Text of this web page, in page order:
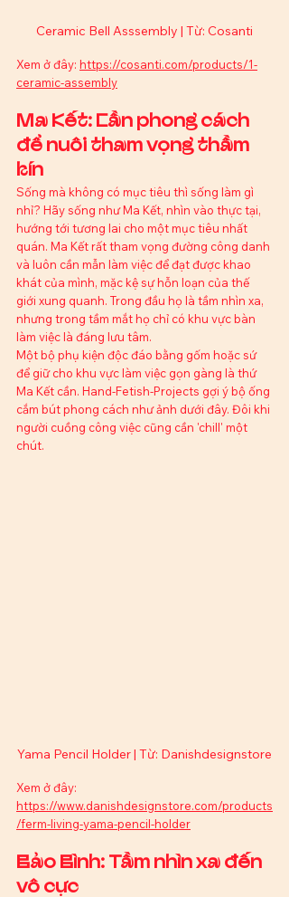
Ceramic Bell Asssembly | Từ: Cosanti
Xem ở đây: https://cosanti.com/products/1-
ceramic-assembly
Ma Kết: Cần phong cách
để nuôi tham vọng thầm
kín
Sống mà không có mục tiêu thì sống làm gì
nhỉ? Hãy sống như Ma Kết, nhìn vào thực tại,
hướng tới tương lai cho một mục tiêu nhất
quán. Ma Kết rất tham vọng đường công danh
và luôn cần mẫn làm việc để đạt được khao
khát của mình, mặc kệ sự hỗn loạn của thế
giới xung quanh. Trong đầu họ là tầm nhìn xa,
nhưng trong tầm mắt họ chỉ có khu vực bàn
làm việc là đáng lưu tâm.
Một bộ phụ kiện độc đáo bằng gốm hoặc sứ
để giữ cho khu vực làm việc gọn gàng là thứ
Ma Kết cần. Hand-Fetish-Projects gợi ý bộ ống
cắm bút phong cách như ảnh dưới đây. Đôi khi
người cuồng công việc cũng cần 'chill' một
chút.
Yama Pencil Holder | Từ: Danishdesignstore
Xem ở đây:
https://www.danishdesignstore.com/products
/ferm-living-yama-pencil-holder
Bảo Bình: Tầm nhìn xa đến
vô cực